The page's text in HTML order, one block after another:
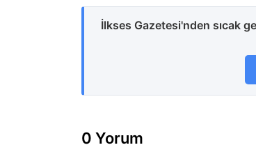
İlkses Gazetesi'nden sıcak
0 Yorum